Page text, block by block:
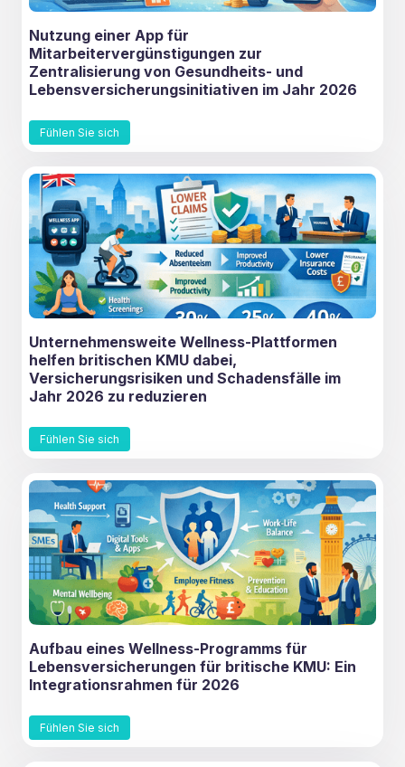
Nutzung einer App für
Mitarbeitervergünstigungen zur
Zentralisierung von Gesundheits- und
Lebensversicherungsinitiativen im Jahr 2026
Fühlen Sie sich
Unternehmensweite Wellness-Plattformen
helfen britischen KMU dabei,
Versicherungsrisiken und Schadensfälle im
Jahr 2026 zu reduzieren
Fühlen Sie sich
Aufbau eines Wellness-Programms für
Lebensversicherungen für britische KMU: Ein
Integrationsrahmen für 2026
Fühlen Sie sich